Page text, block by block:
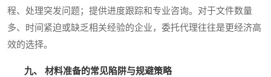
程、处理突发问题；提供进度跟踪和专业咨询。对于文件数量
多、时间紧迫或缺乏相关经验的企业，委托代理往往是更经济高
效的选择。
九、 材料准备的常见陷阱与规避策略